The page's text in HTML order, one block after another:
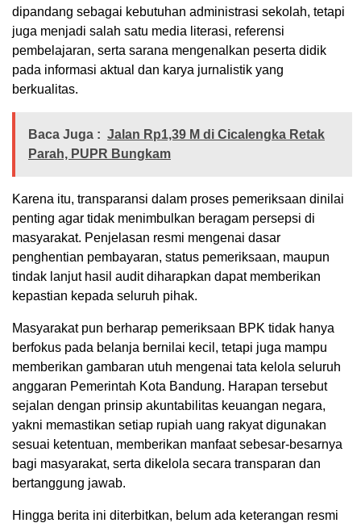
dipandang sebagai kebutuhan administrasi sekolah, tetapi
juga menjadi salah satu media literasi, referensi
pembelajaran, serta sarana mengenalkan peserta didik
pada informasi aktual dan karya jurnalistik yang
berkualitas.
Baca Juga : Jalan Rp1,39 M di Cicalengka Retak
Parah, PUPR Bungkam
Karena itu, transparansi dalam proses pemeriksaan dinilai
penting agar tidak menimbulkan beragam persepsi di
masyarakat. Penjelasan resmi mengenai dasar
penghentian pembayaran, status pemeriksaan, maupun
tindak lanjut hasil audit diharapkan dapat memberikan
kepastian kepada seluruh pihak.
Masyarakat pun berharap pemeriksaan BPK tidak hanya
berfokus pada belanja bernilai kecil, tetapi juga mampu
memberikan gambaran utuh mengenai tata kelola seluruh
anggaran Pemerintah Kota Bandung. Harapan tersebut
sejalan dengan prinsip akuntabilitas keuangan negara,
yakni memastikan setiap rupiah uang rakyat digunakan
sesuai ketentuan, memberikan manfaat sebesar-besarnya
bagi masyarakat, serta dikelola secara transparan dan
bertanggung jawab.
Hingga berita ini diterbitkan, belum ada keterangan resmi